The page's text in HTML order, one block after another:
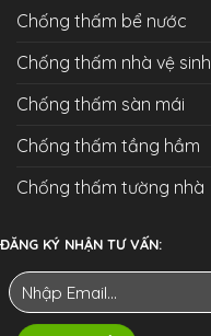
Chống thấm bể nước
Chống thấm nhà vệ sinh
Chống thấm sàn mái
Chống thấm tầng hầm
Chống thấm tường nhà
ĐĂNG KÝ NHẬN TƯ VẤN: